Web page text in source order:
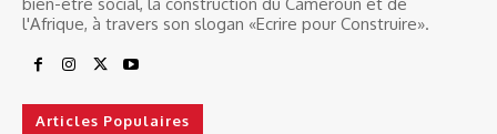
l'Afrique, à travers son slogan «Ecrire pour Construire».
Articles Populaires